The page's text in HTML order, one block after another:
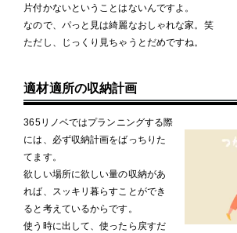
片付かないということはないんですよ。
なので、パっと見は綺麗なおしゃれな家。笑
ただし、じっくり見ちゃうとだめですね。
適材適所の収納計画
365リノベではプランニングする際
には、必ず収納計画をばっちりた
てます。
欲しい場所に欲しい量の収納があ
れば、スッキリ暮らすことができ
ると考えているからです。
使う時に出して、使ったら戻すだ